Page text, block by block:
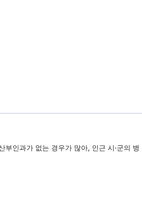
부인과가 없는 경우가 많아, 인근 시·군의 병